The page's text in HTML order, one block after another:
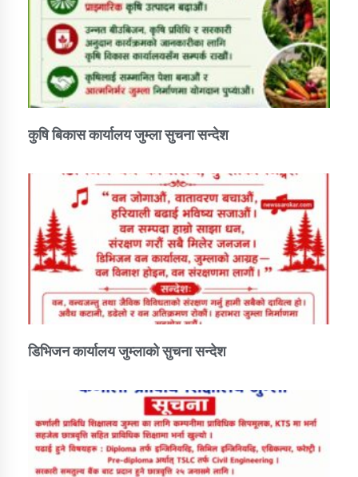
तातोपानी गाउँपालिका जुम्लाको सूचना
कुषि बिकास कार्यालय जुम्ला सुचना सन्देश
डिभिजन कार्यालय जुम्लाको सुचना सन्देश